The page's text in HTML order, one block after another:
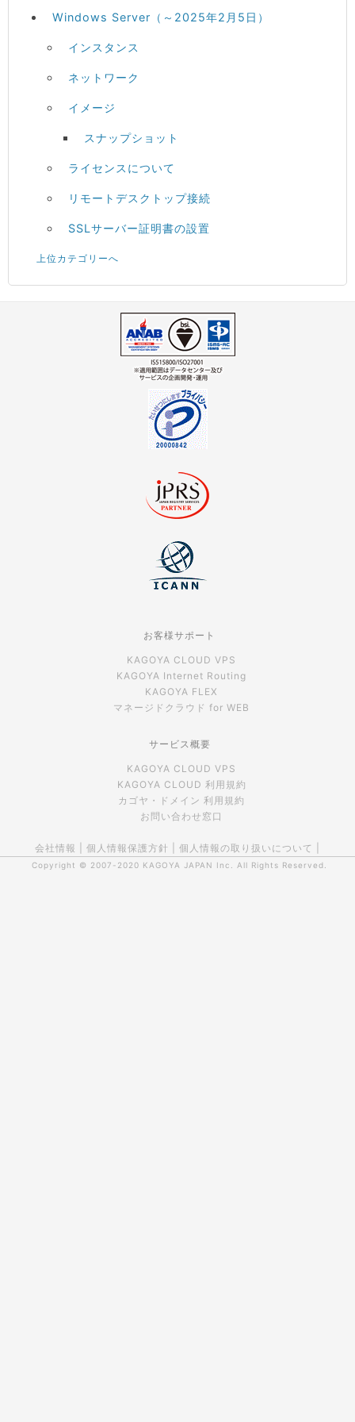
Windows Server（～2025年2月5日）
インスタンス
ネットワーク
イメージ
スナップショット
ライセンスについて
リモートデスクトップ接続
SSLサーバー証明書の設置
上位カテゴリーへ
お客様サポート
KAGOYA CLOUD VPS
KAGOYA Internet Routing
KAGOYA FLEX
マネージドクラウド for WEB
サービス概要
KAGOYA CLOUD VPS
KAGOYA CLOUD 利用規約
カゴヤ・ドメイン 利用規約
お問い合わせ窓口
会社情報 個人情報保護方針 個人情報の取り扱いについて
Copyright © 2007-2020 KAGOYA JAPAN Inc. All Rights Reserved.